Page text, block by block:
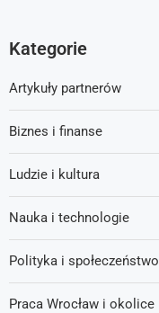
Kategorie
Artykuły partnerów
Biznes i finanse
Ludzie i kultura
Nauka i technologie
Polityka i społeczeństwo
Praca Wrocław i okolice